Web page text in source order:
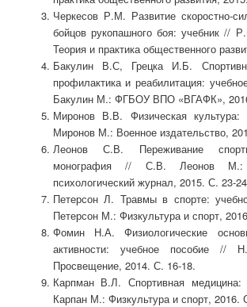
Черкесов Р.М. Развитие скоростно-
бойцов рукопашного боя: учебник //
Теория и практика общественного
Бакулин В.С, Грецка И.Б.
профилактика и реабилитация:
Бакулин М.: ФГБОУ ВПО «ВГАФК»,
Миронов В.В. Физическая
Миронов М.: Военное издательство,
Леонов С.В. Переживание
монография // С.В. Леонов М.:
психологический журнал, 2015. С. 23-
Петерсон Л. Травмы в спорте:
Петерсон М.: Физкультура и спорт,
Фомин Н.А. Физиологические
активности: учебное пособие
Просвещение, 2014. С. 16-18.
Карпман В.Л. Спортивная
Карпан М.: Физкультура и спорт, 2016.